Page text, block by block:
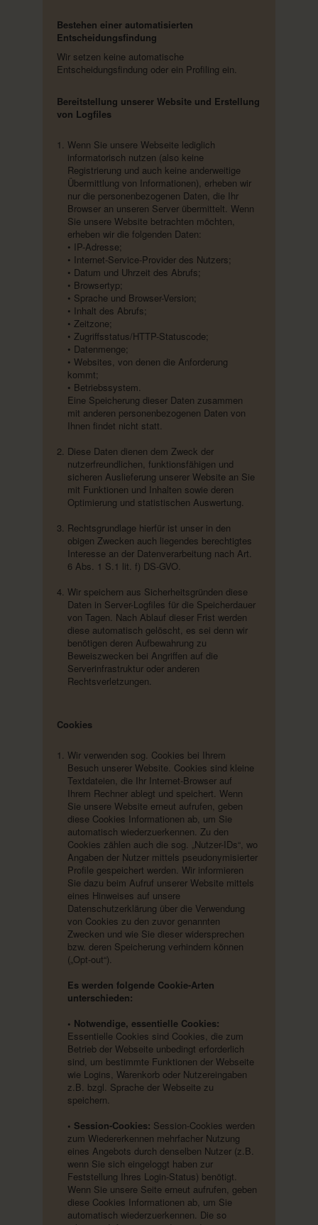
Bestehen einer automatisierten
Entscheidungsfindung
Wir setzen keine automatische
Entscheidungsfindung oder ein Profiling ein.
Bereitstellung unserer Website und Erstellung
von Logfiles
Wenn Sie unsere Webseite lediglich
informatorisch nutzen (also keine
Registrierung und auch keine anderweitige
Übermittlung von Informationen), erheben wir
nur die personenbezogenen Daten, die Ihr
Browser an unseren Server übermittelt. Wenn
Sie unsere Website betrachten möchten,
erheben wir die folgenden Daten:
• IP-Adresse;
• Internet-Service-Provider des Nutzers;
• Datum und Uhrzeit des Abrufs;
• Browsertyp;
• Sprache und Browser-Version;
• Inhalt des Abrufs;
• Zeitzone;
• Zugriffsstatus/HTTP-Statuscode;
• Datenmenge;
• Websites, von denen die Anforderung
kommt;
• Betriebssystem.
Eine Speicherung dieser Daten zusammen
mit anderen personenbezogenen Daten von
Ihnen findet nicht statt.
Diese Daten dienen dem Zweck der
nutzerfreundlichen, funktionsfähigen und
sicheren Auslieferung unserer Website an Sie
mit Funktionen und Inhalten sowie deren
Optimierung und statistischen Auswertung.
Rechtsgrundlage hierfür ist unser in den
obigen Zwecken auch liegendes berechtigtes
Interesse an der Datenverarbeitung nach Art.
6 Abs. 1 S.1 lit. f) DS-GVO.
Wir speichern aus Sicherheitsgründen diese
Daten in Server-Logfiles für die Speicherdauer
von Tagen. Nach Ablauf dieser Frist werden
diese automatisch gelöscht, es sei denn wir
benötigen deren Aufbewahrung zu
Beweiszwecken bei Angriffen auf die
Serverinfrastruktur oder anderen
Rechtsverletzungen.
Cookies
Wir verwenden sog. Cookies bei Ihrem
Besuch unserer Website. Cookies sind kleine
Textdateien, die Ihr Internet-Browser auf
Ihrem Rechner ablegt und speichert. Wenn
Sie unsere Website erneut aufrufen, geben
diese Cookies Informationen ab, um Sie
automatisch wiederzuerkennen. Zu den
Cookies zählen auch die sog. „Nutzer-IDs“, wo
Angaben der Nutzer mittels pseudonymisierter
Profile gespeichert werden. Wir informieren
Sie dazu beim Aufruf unserer Website mittels
eines Hinweises auf unsere
Datenschutzerklärung über die Verwendung
von Cookies zu den zuvor genannten
Zwecken und wie Sie dieser widersprechen
bzw. deren Speicherung verhindern können
(„Opt-out“).
Es werden folgende Cookie-Arten
unterschieden:
• Notwendige, essentielle Cookies:
Essentielle Cookies sind Cookies, die zum
Betrieb der Webseite unbedingt erforderlich
sind, um bestimmte Funktionen der Webseite
wie Logins, Warenkorb oder Nutzereingaben
z.B. bzgl. Sprache der Webseite zu
speichern.
• Session-Cookies: Session-Cookies werden
zum Wiedererkennen mehrfacher Nutzung
eines Angebots durch denselben Nutzer (z.B.
wenn Sie sich eingeloggt haben zur
Feststellung Ihres Login-Status) benötigt.
Wenn Sie unsere Seite erneut aufrufen, geben
diese Cookies Informationen ab, um Sie
automatisch wiederzuerkennen. Die so